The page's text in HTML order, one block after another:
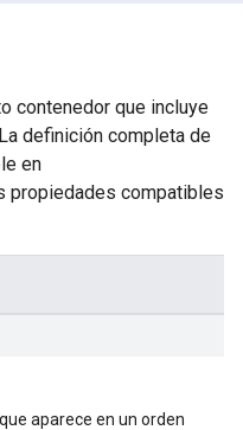
contenedor que incluye
definición completa de
en
propiedades compatibles
aparece en un orden